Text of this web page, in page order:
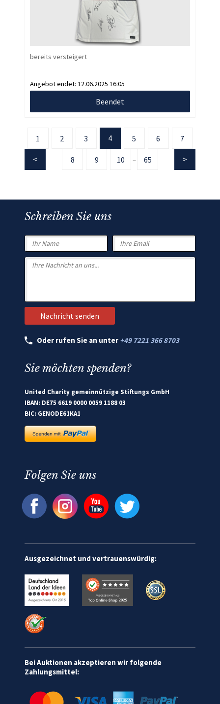
bereits versteigert
Angebot endet: 12.06.2025 16:05
Beendet
1 2 3 4 5 6 7
8 9 10 ... 65
Schreiben Sie uns
Oder rufen Sie an unter +49 7221 366 8703
Sie möchten spenden?
United Charity gemeinnützige Stiftungs GmbH
IBAN: DE75 6619 0000 0059 1188 03
BIC: GENODE61KA1
Folgen Sie uns
Ausgezeichnet und vertrauenswürdig:
Bei Auktionen akzeptieren wir folgende
Zahlungsmittel: